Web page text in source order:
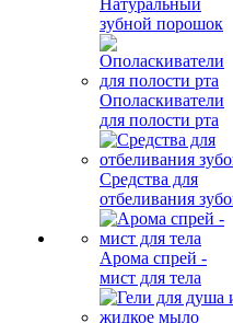
Натуральный
зубной порошок
Ополаскиватели
для полости рта
Средства для
отбеливания
Арома спрей -
мист для тела